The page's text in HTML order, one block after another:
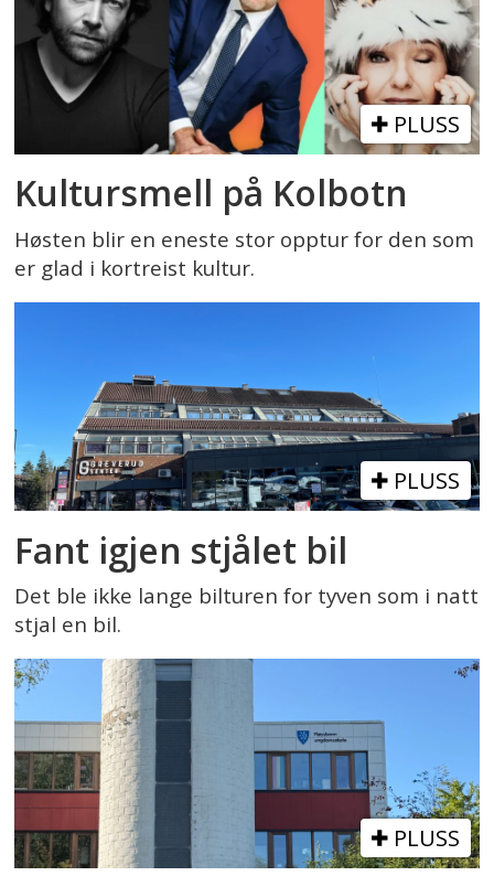
PLUSS
Kultursmell på Kolbotn
Høsten blir en eneste stor opptur for den som
er glad i kortreist kultur.
PLUSS
Fant igjen stjålet bil
Det ble ikke lange bilturen for tyven som i natt
stjal en bil.
PLUSS